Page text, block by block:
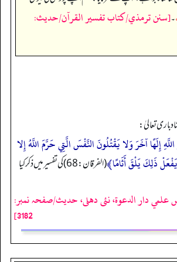
۔[سنن ترمذي/كتاب تفسير القرآن/حدیث:
تعالیٰ:
إِلَهًا آخَرَ وَلا يَقْتُلُونَ النَّفْسَ الَّتِي حَرَّمَ اللَّهُ إِلا
ذَلِكَ يَلْقَ أَثَامًا﴾
(الفرقان: 68) کی تفسیرمیں ذکر کیا
دار الدعوة، نئى دهلى، حدیث/صفحہ نمبر:
3182]